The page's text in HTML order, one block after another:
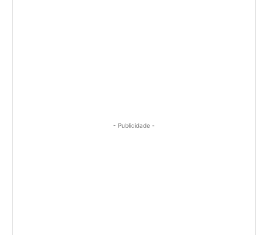
- Publicidade -